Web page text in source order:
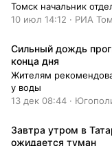
Томск начальник
томского
10 июл 14:12 · РИА
​Сильный дождь
конца дня
Жителям
у воды
13 дек 08:44 ·
Завтра утром в
ожидается туман